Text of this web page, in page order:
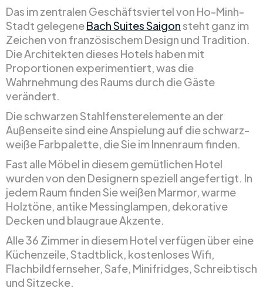
Das im zentralen Geschäftsviertel von Ho-Minh-
Stadt gelegeneBach Suites Saigonsteht ganz im
Zeichen von französischem Design und Tradition.
Die Architekten dieses Hotels haben mit
Proportionen experimentiert, was die
Wahrnehmung des Raums durch die Gäste
verändert.
Die schwarzen Stahlfensterelemente an der
Außenseite sind eine Anspielung auf die schwarz-
weiße Farbpalette, die Sie im Innenraum finden.
Fast alle Möbel in diesem gemütlichen Hotel
wurden von den Designern speziell angefertigt. In
jedem Raum finden Sie weißen Marmor, warme
Holztöne, antike Messinglampen, dekorative
Decken und blaugraue Akzente.
Alle 36 Zimmer in diesem Hotel verfügen über eine
Küchenzeile, Stadtblick, kostenloses Wifi,
Flachbildfernseher, Safe, Minifridges, Schreibtisch
und Sitzecke.